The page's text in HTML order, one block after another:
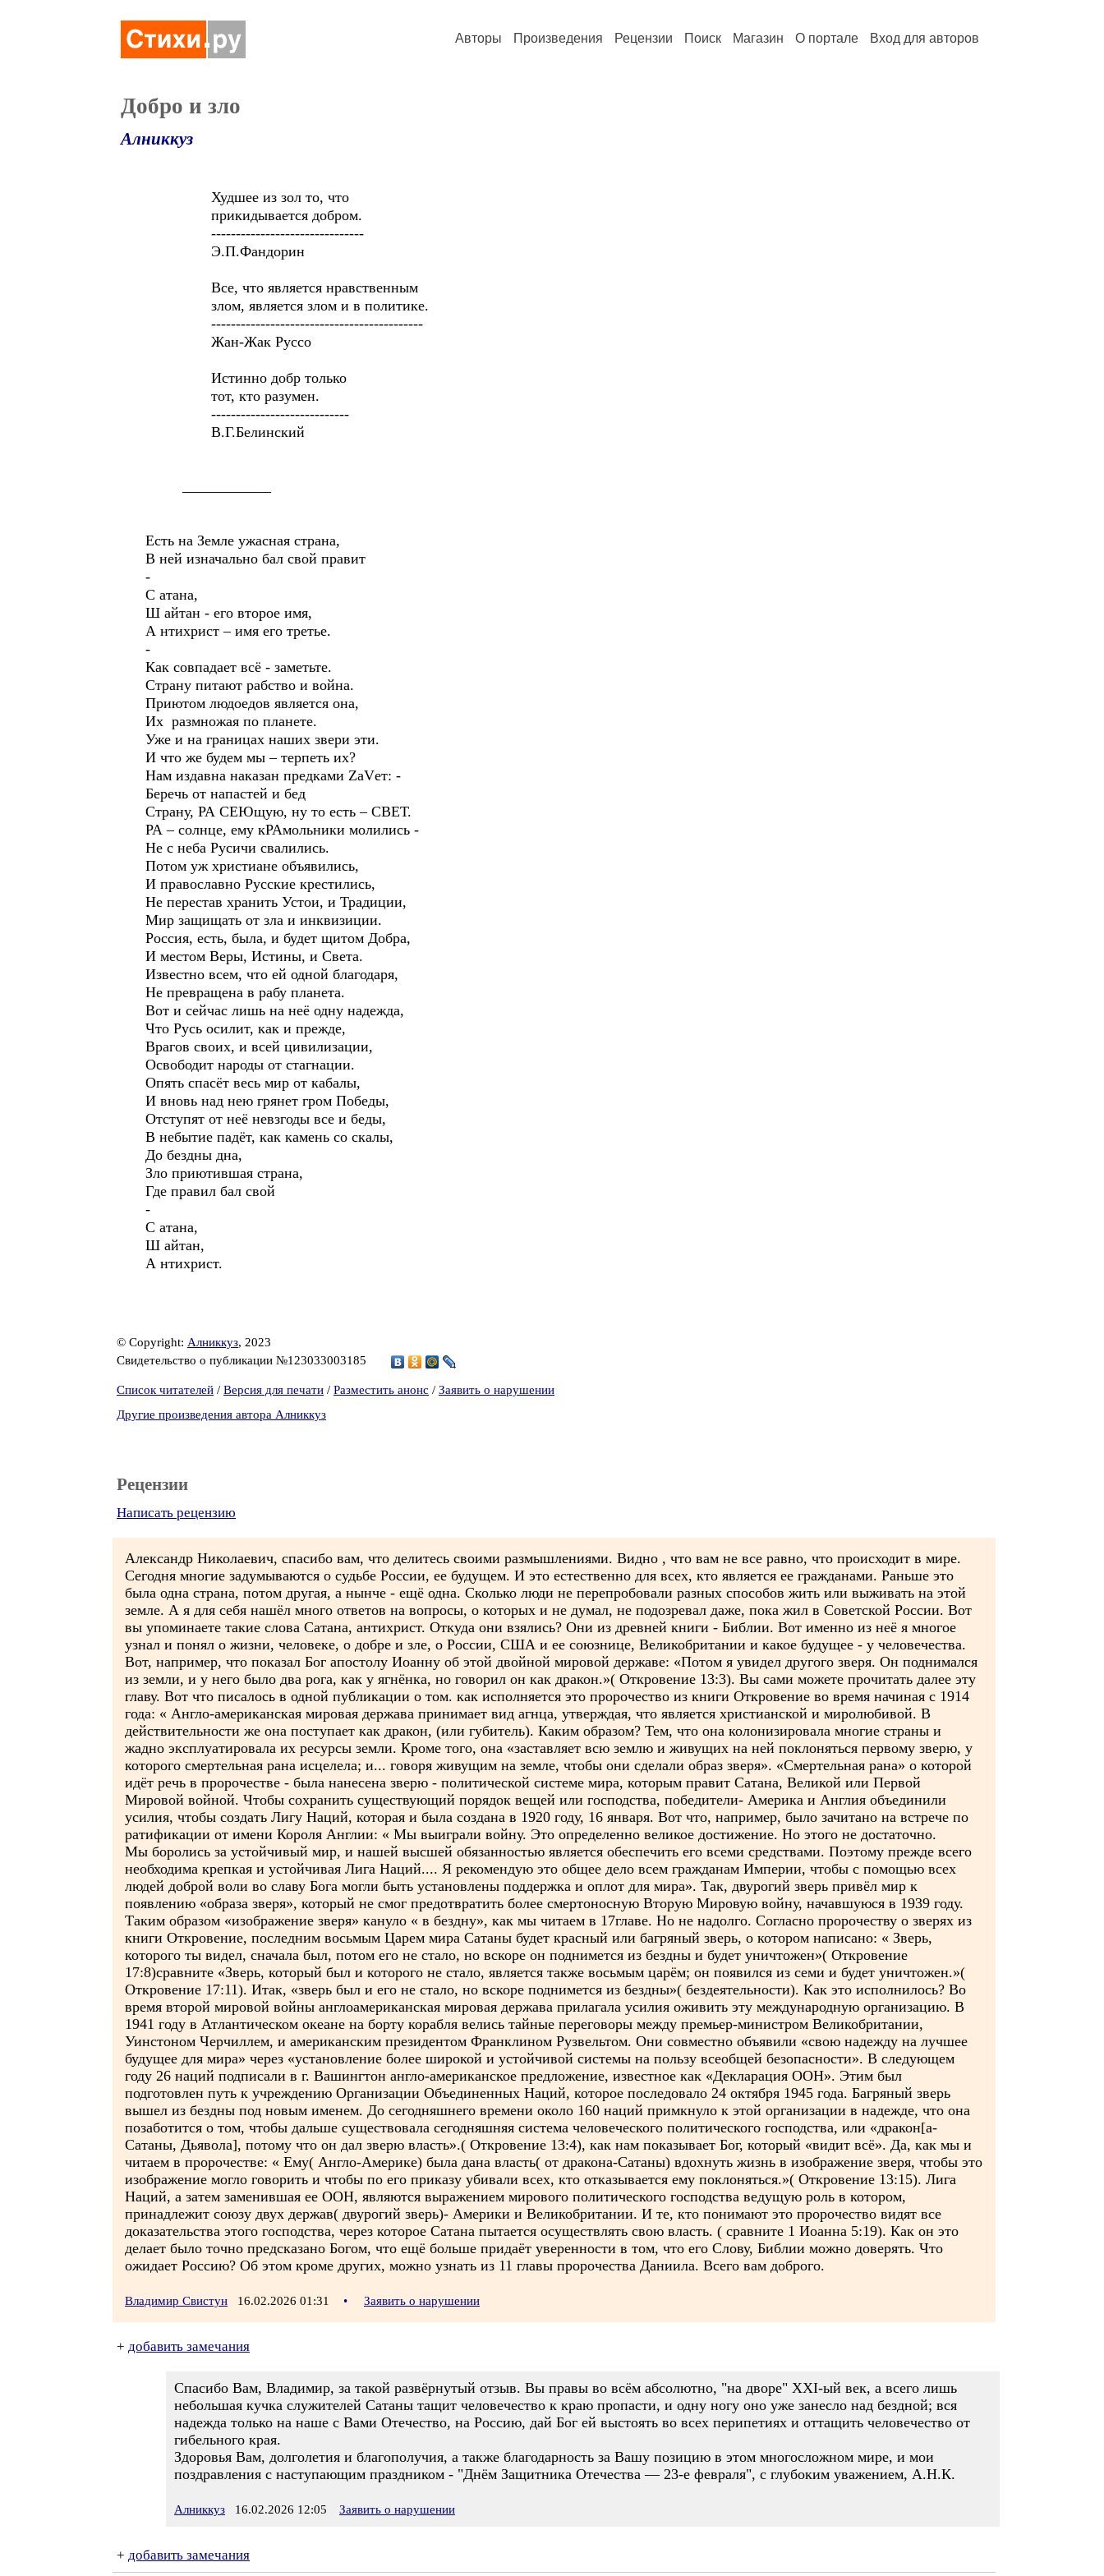
Авторы Произведения Рецензии Поиск Магазин О портале Вход для авторов
Добро и зло
Алниккуз
Худшее из зол то, что
прикидывается добром.
-------------------------------
Э.П.Фандорин
Все, что является нравственным
злом, является злом и в политике.
-------------------------------------------
Жан-Жак Руссо
Истинно добр только
тот, кто разумен.
----------------------------
В.Г.Белинский
Есть на Земле ужасная страна,
В ней изначально бал свой правит
-
С атана,
Ш айтан - его второе имя,
А нтихрист – имя его третье.
-
Как совпадает всё - заметьте.
Страну питают рабство и война.
Приютом людоедов является она,
Их размножая по планете.
Уже и на границах наших звери эти.
И что же будем мы – терпеть их?
Нам издавна наказан предками ZаVет: -
Беречь от напастей и бед
Страну, РА СЕЮщую, ну то есть – СВЕТ.
РА – солнце, ему кРАмольники молились -
Не с неба Русичи свалились.
Потом уж христиане объявились,
И православно Русские крестились,
Не перестав хранить Устои, и Традиции,
Мир защищать от зла и инквизиции.
Россия, есть, была, и будет щитом Добра,
И местом Веры, Истины, и Света.
Известно всем, что ей одной благодаря,
Не превращена в рабу планета.
Вот и сейчас лишь на неё одну надежда,
Что Русь осилит, как и прежде,
Врагов своих, и всей цивилизации,
Освободит народы от стагнации.
Опять спасёт весь мир от кабалы,
И вновь над нею грянет гром Победы,
Отступят от неё невзгоды все и беды,
В небытие падёт, как камень со скалы,
До бездны дна,
Зло приютившая страна,
Где правил бал свой
-
С атана,
Ш айтан,
А нтихрист.
© Copyright: Алниккуз, 2023
Свидетельство о публикации №123033003185
Список читателей / Версия для печати / Разместить анонс / Заявить о нарушении
Другие произведения автора Алниккуз
Рецензии
Написать рецензию
Александр Николаевич, спасибо вам, что делитесь своими размышлениями. Видно , что вам не все равно, что происходит в мире.
Сегодня многие задумываются о судьбе России, ее будущем. И это естественно для всех, кто является ее гражданами. Раньше это
была одна страна, потом другая, а нынче - ещё одна. Сколько люди не перепробовали разных способов жить или выживать на этой
земле. А я для себя нашёл много ответов на вопросы, о которых и не думал, не подозревал даже, пока жил в Советской России. Вот
вы упоминаете такие слова Сатана, антихрист. Откуда они взялись? Они из древней книги - Библии. Вот именно из неё я многое
узнал и понял о жизни, человеке, о добре и зле, о России, США и ее союзнице, Великобритании и какое будущее - у человечества.
Вот, например, что показал Бог апостолу Иоанну об этой двойной мировой державе: «Потом я увидел другого зверя. Он поднимался
из земли, и у него было два рога, как у ягнёнка, но говорил он как дракон.»( Откровение 13:3). Вы сами можете прочитать далее эту
главу. Вот что писалось в одной публикации о том. как исполняется это пророчество из книги Откровение во время начиная с 1914
года: « Англо-американская мировая держава принимает вид агнца, утверждая, что является христианской и миролюбивой. В
действительности же она поступает как дракон, (или губитель). Каким образом? Тем, что она колонизировала многие страны и
жадно эксплуатировала их ресурсы земли. Кроме того, она «заставляет всю землю и живущих на ней поклоняться первому зверю, у
которого смертельная рана исцелела; и... говоря живущим на земле, чтобы они сделали образ зверя». «Смертельная рана» о которой
идёт речь в пророчестве - была нанесена зверю - политической системе мира, которым правит Сатана, Великой или Первой
Мировой войной. Чтобы сохранить существующий порядок вещей или господства, победители- Америка и Англия объединили
усилия, чтобы создать Лигу Наций, которая и была создана в 1920 году, 16 января. Вот что, например, было зачитано на встрече по
ратификации от имени Короля Англии: « Мы выиграли войну. Это определенно великое достижение. Но этого не достаточно.
Мы боролись за устойчивый мир, и нашей высшей обязанностью является обеспечить его всеми средствами. Поэтому прежде всего
необходима крепкая и устойчивая Лига Наций.... Я рекомендую это общее дело всем гражданам Империи, чтобы с помощью всех
людей доброй воли во славу Бога могли быть установлены поддержка и оплот для мира». Так, двурогий зверь привёл мир к
появлению «образа зверя», который не смог предотвратить более смертоносную Вторую Мировую войну, начавшуюся в 1939 году.
Таким образом «изображение зверя» кануло « в бездну», как мы читаем в 17главе. Но не надолго. Согласно пророчеству о зверях из
книги Откровение, последним восьмым Царем мира Сатаны будет красный или багряный зверь, о котором написано: « Зверь,
которого ты видел, сначала был, потом его не стало, но вскоре он поднимется из бездны и будет уничтожен»( Откровение
17:8)сравните «Зверь, который был и которого не стало, является также восьмым царём; он появился из семи и будет уничтожен.»(
Откровение 17:11). Итак, «зверь был и его не стало, но вскоре поднимется из бездны»( бездеятельности). Как это исполнилось? Во
время второй мировой войны англоамериканская мировая держава прилагала усилия оживить эту международную организацию. В
1941 году в Атлантическом океане на борту корабля велись тайные переговоры между премьер-министром Великобритании,
Уинстоном Черчиллем, и американским президентом Франклином Рузвельтом. Они совместно объявили «свою надежду на лучшее
будущее для мира» через «установление более широкой и устойчивой системы на пользу всеобщей безопасности». В следующем
году 26 наций подписали в г. Вашингтон англо-американское предложение, известное как «Декларация ООН». Этим был
подготовлен путь к учреждению Организации Объединенных Наций, которое последовало 24 октября 1945 года. Багряный зверь
вышел из бездны под новым именем. До сегодняшнего времени около 160 наций примкнуло к этой организации в надежде, что она
позаботится о том, чтобы дальше существовала сегодняшняя система человеческого политического господства, или «дракон[а-
Сатаны, Дьявола], потому что он дал зверю власть».( Откровение 13:4), как нам показывает Бог, который «видит всё». Да, как мы и
читаем в пророчестве: « Ему( Англо-Америке) была дана власть( от дракона-Сатаны) вдохнуть жизнь в изображение зверя, чтобы это
изображение могло говорить и чтобы по его приказу убивали всех, кто отказывается ему поклоняться.»( Откровение 13:15). Лига
Наций, а затем заменившая ее ООН, являются выражением мирового политического господства ведущую роль в котором,
принадлежит союзу двух держав( двурогий зверь)- Америки и Великобритании. И те, кто понимают это пророчество видят все
доказательства этого господства, через которое Сатана пытается осуществлять свою власть. ( сравните 1 Иоанна 5:19). Как он это
делает было точно предсказано Богом, что ещё больше придаёт уверенности в том, что его Слову, Библии можно доверять. Что
ожидает Россию? Об этом кроме других, можно узнать из 11 главы пророчества Даниила. Всего вам доброго.
Владимир Свистун 16.02.2026 01:31 • Заявить о нарушении
+ добавить замечания
Спасибо Вам, Владимир, за такой развёрнутый отзыв. Вы правы во всём абсолютно, "на дворе" XXI-ый век, а всего лишь
небольшая кучка служителей Сатаны тащит человечество к краю пропасти, и одну ногу оно уже занесло над бездной; вся
надежда только на наше с Вами Отечество, на Россию, дай Бог ей выстоять во всех перипетиях и оттащить человечество от
гибельного края.
Здоровья Вам, долголетия и благополучия, а также благодарность за Вашу позицию в этом многосложном мире, и мои
поздравления с наступающим праздником - "Днём Защитника Отечества — 23-е февраля", с глубоким уважением, А.Н.К.
Алниккуз 16.02.2026 12:05 Заявить о нарушении
+ добавить замечания